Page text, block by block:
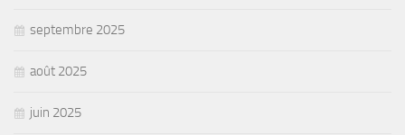
septembre 2025
août 2025
juin 2025